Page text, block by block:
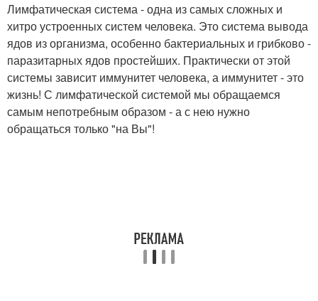
Лимфатическая система - одна из самых сложных и
хитро устроенных систем человека. Это система вывода
ядов из организма, особенно бактериальных и грибково -
паразитарных ядов простейших. Практически от этой
системы зависит иммунитет человека, а иммунитет - это
жизнь! С лимфатической системой мы обращаемся
самым непотребным образом - а с нею нужно
обращаться только "на Вы"!